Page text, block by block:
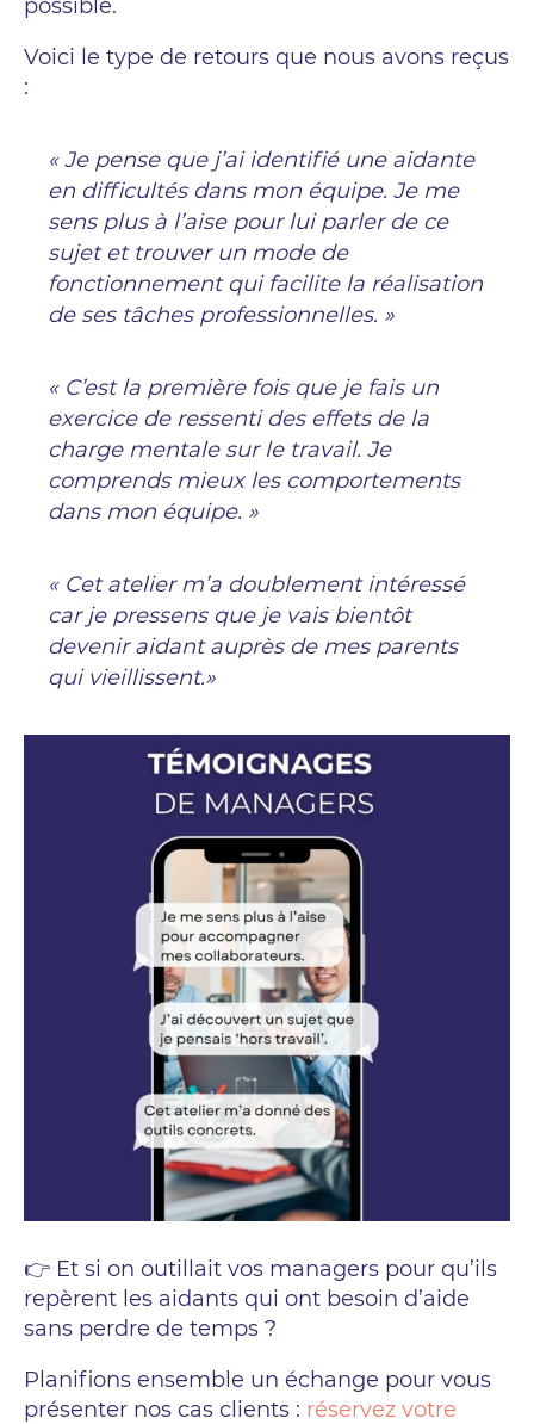
possible.
Voici le type de retours que nous avons reçus
:
« Je pense que j’ai identifié une aidante
en difficultés dans mon équipe. Je me
sens plus à l’aise pour lui parler de ce
sujet et trouver un mode de
fonctionnement qui facilite la réalisation
de ses tâches professionnelles. »
« C’est la première fois que je fais un
exercice de ressenti des effets de la
charge mentale sur le travail. Je
comprends mieux les comportements
dans mon équipe. »
« Cet atelier m’a doublement intéressé
car je pressens que je vais bientôt
devenir aidant auprès de mes parents
qui vieillissent.»
👉 Et si on outillait vos managers pour qu’ils
repèrent les aidants qui ont besoin d’aide
sans perdre de temps ?
Planifions ensemble un échange pour vous
présenter nos cas clients : réservez votre